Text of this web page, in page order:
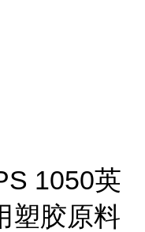
1050英
塑胶原料